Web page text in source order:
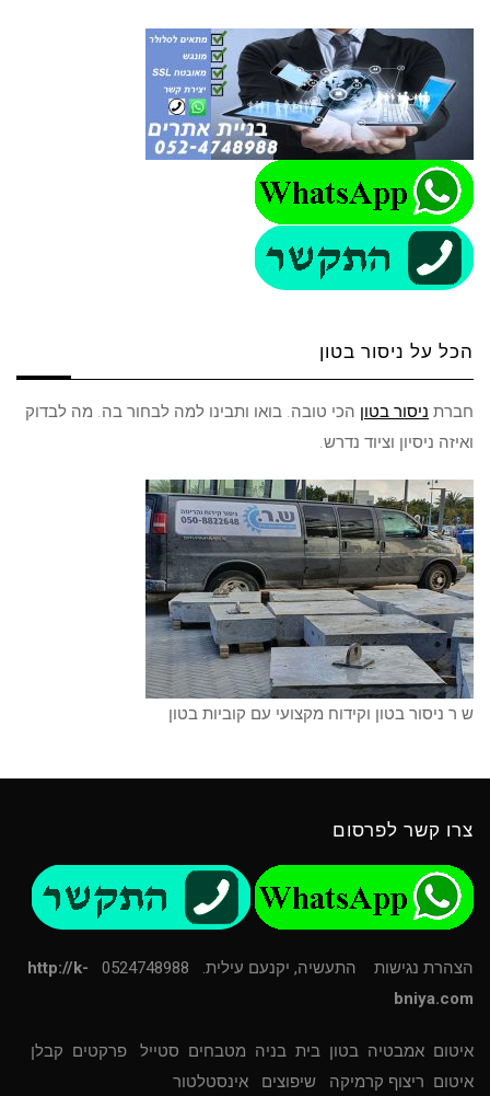
הכל על ניסור בטון
חברת ניסור בטון הכי טובה. בואו ותבינו למה לבחור בה. מה לבדוק
ואיזה ניסיון וציוד נדרש.
ש ר ניסור בטון וקידוח מקצועי עם קוביות בטון
צרו קשר לפרסום
הצהרת נגישות התעשיה, יקנעם עילית. 0524748988
http://k-
bniya.com
איטום אמבטיה בטון בית בניה מטבחים סטייל פרקטים קבלן
איטום ריצוף קרמיקה שיפוצים אינסטלטור